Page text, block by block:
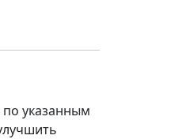
указанным